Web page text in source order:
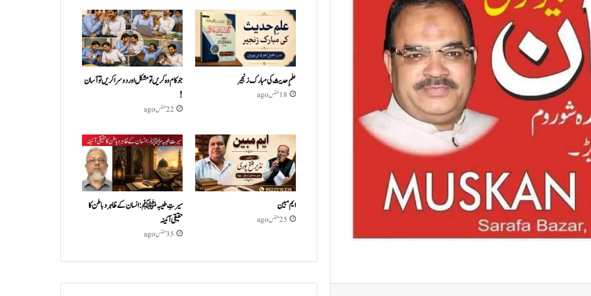
علمِ حدیث کی مبارک زنجیر
18 منٹس ago
جو کام وہ کریں تو مشکل اور دوسرا کریں تو آسان
!
22 منٹس ago
ایم مبین
25 منٹس ago
سیرتِ طیبہﷺ: انسان کے ظاہر و باطن کا
حقیقی آئینہ
35 منٹس ago